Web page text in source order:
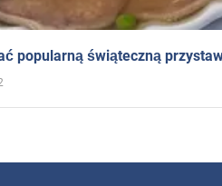
popularną świąteczną